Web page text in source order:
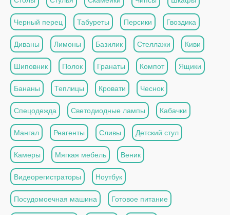
Черный перец Табуреты Персики Гвоздика
Диваны Лимоны Базилик Стеллажи Киви
Шиповник Полок Гранаты Компот Ящики
Бананы Теплицы Кровати Чеснок
Спецодежда Светодиодные лампы Кабачки
Мангал Реагенты Сливы Детский стул
Камеры Мягкая мебель Веник
Видеорегистраторы Ноутбук
Посудомоечная машина Готовое питание